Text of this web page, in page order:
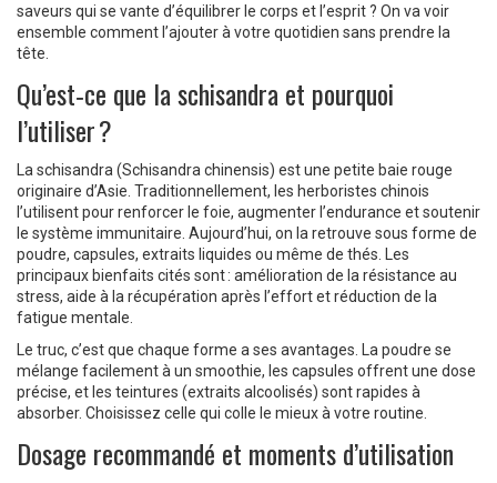
saveurs qui se vante d’équilibrer le corps et l’esprit ? On va voir
ensemble comment l’ajouter à votre quotidien sans prendre la
tête.
Qu’est‑ce que la schisandra et pourquoi
l’utiliser ?
La schisandra (Schisandra chinensis) est une petite baie rouge
originaire d’Asie. Traditionnellement, les herboristes chinois
l’utilisent pour renforcer le foie, augmenter l’endurance et soutenir
le système immunitaire. Aujourd’hui, on la retrouve sous forme de
poudre, capsules, extraits liquides ou même de thés. Les
principaux bienfaits cités sont : amélioration de la résistance au
stress, aide à la récupération après l’effort et réduction de la
fatigue mentale.
Le truc, c’est que chaque forme a ses avantages. La poudre se
mélange facilement à un smoothie, les capsules offrent une dose
précise, et les teintures (extraits alcoolisés) sont rapides à
absorber. Choisissez celle qui colle le mieux à votre routine.
Dosage recommandé et moments d’utilisation